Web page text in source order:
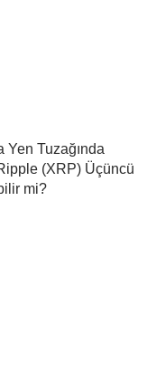
Yen Tuzağında
Ripple (XRP) Üçüncü
mi?